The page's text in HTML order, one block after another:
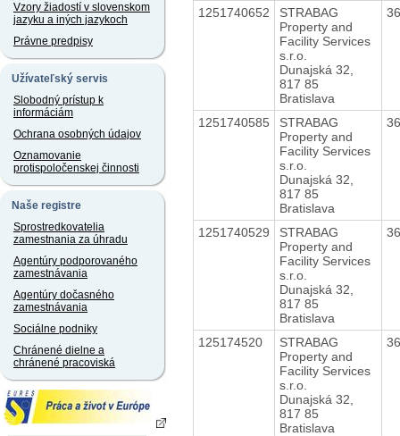
Vzory žiadostí v slovenskom
jazyku a iných jazykoch
Právne predpisy
Užívateľský servis
Slobodný prístup k
informáciám
Ochrana osobných údajov
Oznamovanie
protispoločenskej činnosti
Naše registre
Sprostredkovatelia
zamestnania za úhradu
Agentúry podporovaného
zamestnávania
Agentúry dočasného
zamestnávania
Sociálne podniky
Chránené dielne a
chránené pracoviská
1251740652
STRABAG
Property and
Facility Services
s.r.o.
Dunajská 32,
817 85
Bratislava
1251740585
STRABAG
Property and
Facility Services
s.r.o.
Dunajská 32,
817 85
Bratislava
1251740529
STRABAG
Property and
Facility Services
s.r.o.
Dunajská 32,
817 85
Bratislava
125174520
STRABAG
Property and
Facility Services
s.r.o.
Dunajská 32,
817 85
Bratislava